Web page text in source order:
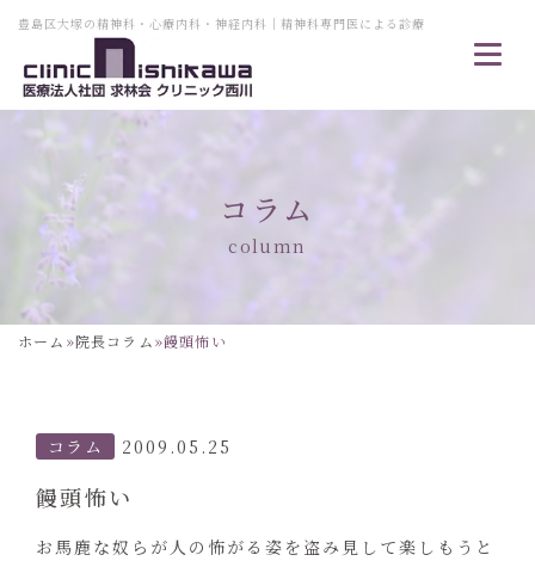
豊島区大塚の精神科・心療内科・神経内科｜精神科専門医による診療
コラム
column
ホーム »院長コラム»饅頭怖い
コラム 2009.05.25
饅頭怖い
お馬鹿な奴らが人の怖がる姿を盗み見して楽しもうと